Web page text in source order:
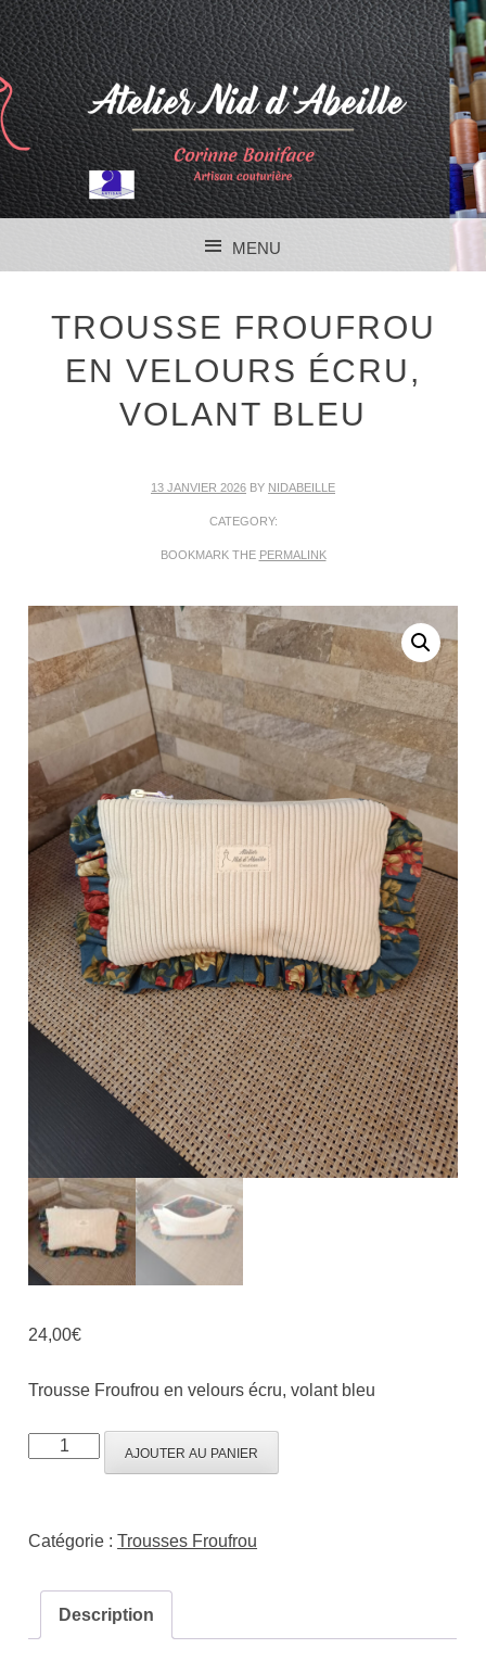
MENU
TROUSSE FROUFROU
EN VELOURS ÉCRU,
VOLANT BLEU
13 JANVIER 2026 BY NIDABEILLE
CATEGORY:
BOOKMARK THE PERMALINK
24,00€
Trousse Froufrou en velours écru, volant bleu
AJOUTER AU PANIER
Catégorie :Trousses Froufrou
Description